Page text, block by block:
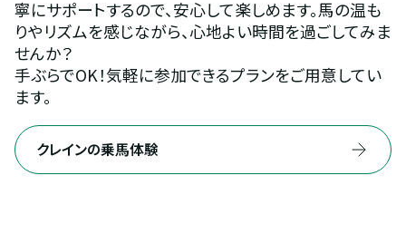
寧にサポートするので、安心して楽しめます。馬の温も
りやリズムを感じながら、心地よい時間を過ごしてみま
せんか？
手ぶらでOK！気軽に参加できるプランをご用意してい
ます。
クレインの乗馬体験